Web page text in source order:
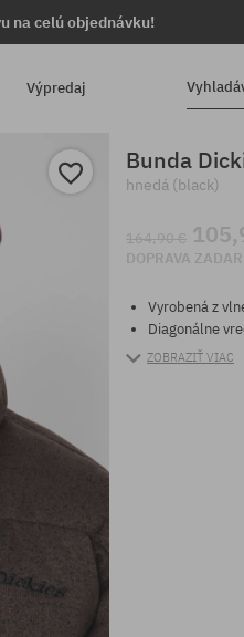
na celú objednávku!
Výpredaj
Bunda
hnedá (black)
164,90 €
DOPRAVA
Vyrobená z
Diagonálne
ZOBRAZIŤ VIAC